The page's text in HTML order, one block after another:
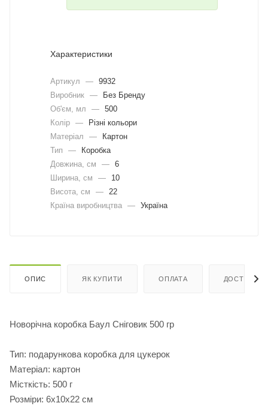
Характеристики
Артикул — 9932
Виробник —
Без Бренду
Об'єм, мл
— 500
Колір —
Різні кольори
Матеріал
—
Картон
Тип
—
Коробка
Довжина, cм
— 6
Ширина, cм
—
10
Висота, см
—
22
Країна виробництва — Україна
ОПИС ЯК КУПИТИ ОПЛАТА ДОСТАВКА
Новорічна коробка Баул Сніговик 500 гр
Тип: подарункова коробка для цукерок
Матеріал: картон
Місткість: 500 г
Розміри: 6х10х22 см